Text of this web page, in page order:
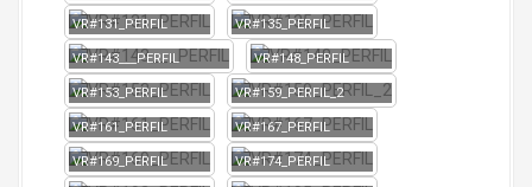
VR#131_PERFIL VR#135_PERFIL
VR#143___PERFIL VR#148_PERFIL
VR#153_PERFIL VR#159_PERFIL_2
VR#161_PERFIL VR#167_PERFIL
VR#169_PERFIL VR#174_PERFIL